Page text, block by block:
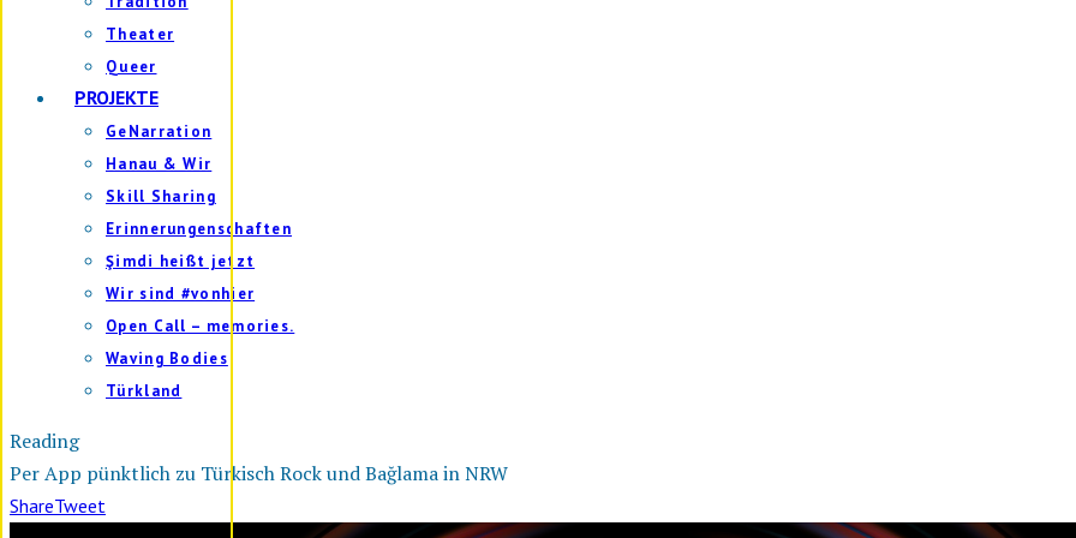
Theater
Queer
PROJEKTE
GeNarration
Hanau & Wir
Skill Sharing
Erinnerungenschaften
Şimdi heißt jetzt
Wir sind #vonhier
Open Call – memories.
Waving Bodies
Türkland
Reading
Per App pünktlich zu Türkisch Rock und Bağlama in NRW
ShareTweet